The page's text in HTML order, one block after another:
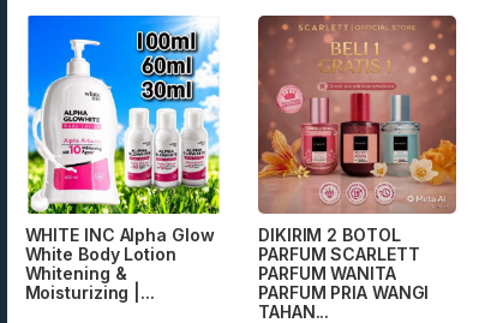
WHITE INC Alpha Glow
White Body Lotion
Whitening &
Moisturizing |...
DIKIRIM 2 BOTOL
PARFUM SCARLETT
PARFUM WANITA
PARFUM PRIA WANGI
TAHAN...